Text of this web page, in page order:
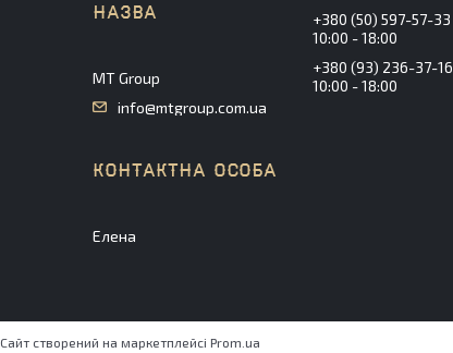
MT Group
info@mtgroup.com.ua
Елена
+380 (50) 597-57-33
10:00 - 18:00
+380 (93) 236-37-16
10:00 - 18:00
Сайт створений на маркетплейсі Prom.ua